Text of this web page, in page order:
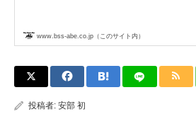
www.bss-abe.co.jp（このサイト内）
投稿者: 安部 初